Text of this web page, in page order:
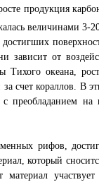
продукция
величинами 3-
зависит от
Тихого океана,
счет кораллов. В
преобладанием на
рифов,
который